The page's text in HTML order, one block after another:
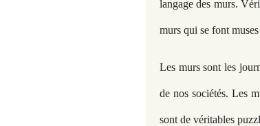
langage des murs.
murs qui se font
Les murs sont les
de nos sociétés. Les
sont de véritables